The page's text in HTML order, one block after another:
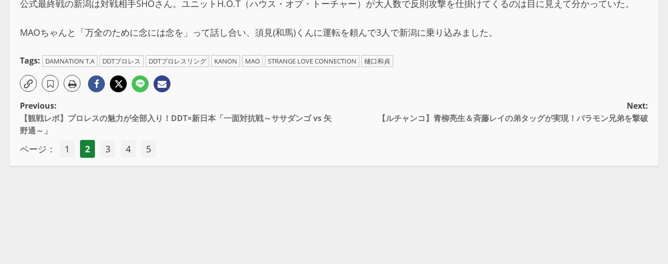
公式最終戦の新潟は対戦相手SHOさん。ユニットH.O.T（ハウス・オブ・トーチャー）が大人数で反則攻撃を仕掛けてくるのは目に見えて分かっていた。
MAOちゃんと「万全のために念には念を」って話し合い、須見(和馬)くんに運転を頼んで3人で新潟に乗り込みました。
Tags: DAMNATION T.A DDTプロレス DDTプロレスリング KANON MAO STRANGE LOVE CONNECTION 樋口和貞
Previous:
【観戦レポ】プロレスの魅力が全部入り！DDT×新日本「一面対抗戦～ササダンゴ vs 矢
野通～」
Next:
【ルチャンコ】青柳亮生＆斉藤レイの弟タッグが実現！バラモン兄弟を撃破
ページ： 1 2 3 4 5